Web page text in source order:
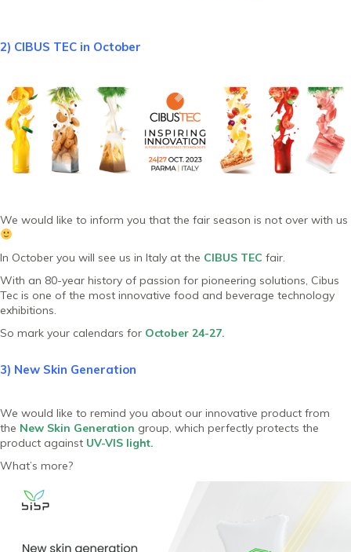
2) CIBUS TEC in October
We would like to inform you that the fair season is not over with us
In October you will see us in Italy at the CIBUS TEC fair.
With an 80-year history of passion for pioneering solutions, Cibus
Tec is one of the most innovative food and beverage technology
exhibitions.
So mark your calendars for October 24-27.
3) New Skin Generation
We would like to remind you about our innovative product from
the New Skin Generation group, which perfectly protects the
product against UV-VIS light.
What’s more?